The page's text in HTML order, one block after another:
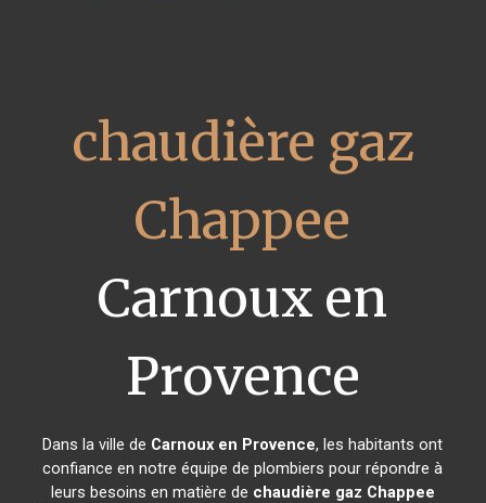
chaudière gaz
Chappee
Carnoux en
Provence
Dans la ville de Carnoux en Provence, les habitants ont
confiance en notre équipe de plombiers pour répondre à
leurs besoins en matière de chaudière gaz Chappee